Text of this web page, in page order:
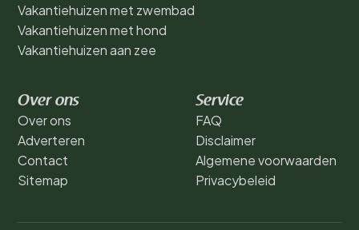
Vakantiehuizen met zwembad
Vakantiehuizen met hond
Vakantiehuizen aan zee
Over ons
Over ons
Adverteren
Contact
Sitemap
Service
FAQ
Disclaimer
Algemene voorwaarden
Privacybeleid